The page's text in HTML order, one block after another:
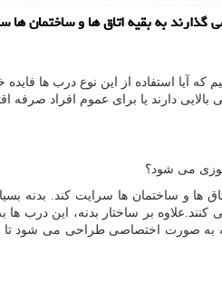
به بقیه اتاق ها و ساختمان ها
که آیا استفاده از این نوع درب ها
دارند یا برای عموم افراد صرفه
می شود؟
و ساختمان ها سرایت کند. بدنه
بر ساختار بدنه، این درب ها به
به صورت اختصاصی طراحی می شود